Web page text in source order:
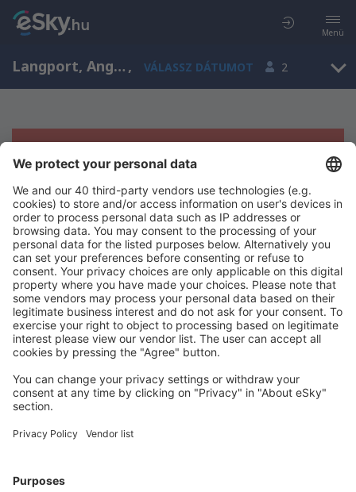
Menü
Langport, Anglia, Egyesült Királyság , VÁLASSZ DÁTUMOT 2
Sajnos semmilyen eredménnyel nem
szolgálhatunk.
Próbáld meg még egyszer más kritériumot kiválasztva
Copyright © eSky.hu Minden jog fenntartva.